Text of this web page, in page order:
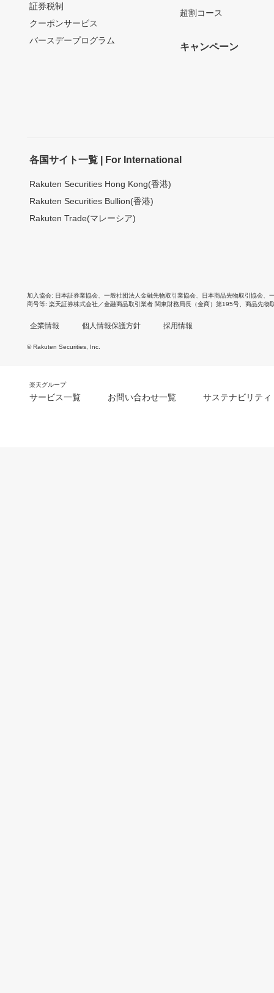
証券税制
クーポンサービス
バースデープログラム
超割コース
キャンペーン
各国サイト一覧 | For International
Rakuten Securities Hong Kong(香港)
Rakuten Securities Bullion(香港)
Rakuten Trade(マレーシア)
加入協会 日本証券業協会 一般社団法人金融先物取引業協会 日本商品先物取引協会
商号等 楽天証券株式会社／金融商品取引業者 関東財務局長（金商）第195号、商品先物
企業情報 個人情報保護方針 採用情報
© Rakuten Securities, Inc.
楽天グループ
サービス一覧 お問い合わせ一覧 サステナビリティ